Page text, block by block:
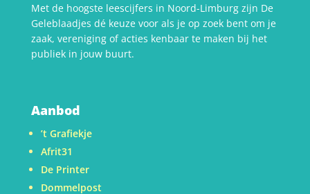
Met de hoogste leescijfers in Noord-Limburg zijn De
Geleblaadjes dé keuze voor als je op zoek bent om je
zaak, vereniging of acties kenbaar te maken bij het
publiek in jouw buurt.
Aanbod
’t Grafiekje
Afrit31
De Printer
Dommelpost